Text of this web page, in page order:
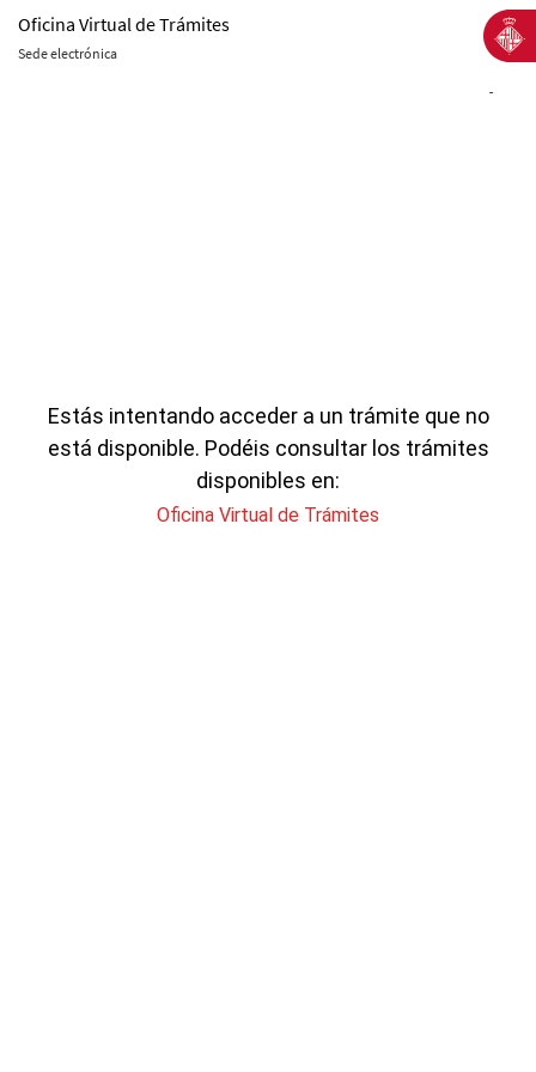
Oficina Virtual de Trámites
Sede electrónica
-
Estás intentando acceder a un trámite que no
está disponible. Podéis consultar los trámites
disponibles en:
Oficina Virtual de Trámites